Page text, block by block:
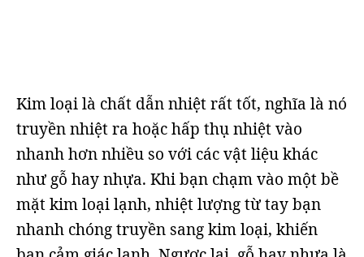
Kim loại là chất dẫn nhiệt rất tốt, nghĩa là nó
truyền nhiệt ra hoặc hấp thụ nhiệt vào
nhanh hơn nhiều so với các vật liệu khác
như gỗ hay nhựa. Khi bạn chạm vào một bề
mặt kim loại lạnh, nhiệt lượng từ tay bạn
nhanh chóng truyền sang kim loại, khiến